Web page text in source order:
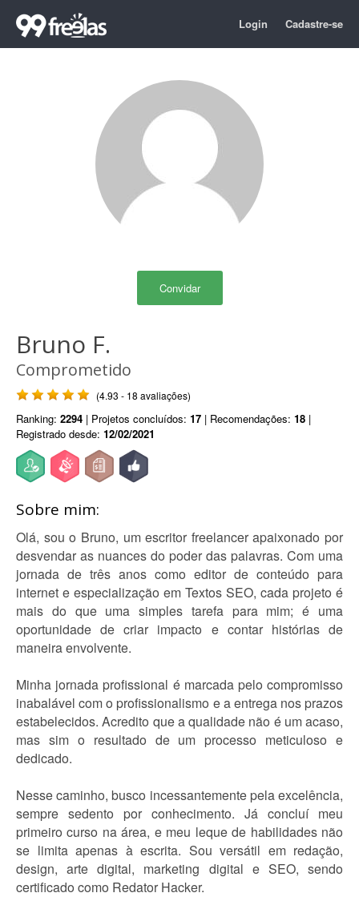
Login Cadastre-se
Convidar
Bruno F.
Comprometido
(4.93 - 18 avaliações)
Ranking: 2294 | Projetos concluídos: 17 | Recomendações: 18 |
Registrado desde: 12/02/2021
Sobre mim:
Olá, sou o Bruno, um escritor freelancer apaixonado por
desvendar as nuances do poder das palavras. Com uma
jornada de três anos como editor de conteúdo para
internet e especialização em Textos SEO, cada projeto é
mais do que uma simples tarefa para mim; é uma
oportunidade de criar impacto e contar histórias de
maneira envolvente.
Minha jornada profissional é marcada pelo compromisso
inabalável com o profissionalismo e a entrega nos prazos
estabelecidos. Acredito que a qualidade não é um acaso,
mas sim o resultado de um processo meticuloso e
dedicado.
Nesse caminho, busco incessantemente pela excelência,
sempre sedento por conhecimento. Já concluí meu
primeiro curso na área, e meu leque de habilidades não
se limita apenas à escrita. Sou versátil em redação,
design, arte digital, marketing digital e SEO, sendo
certificado como Redator Hacker.